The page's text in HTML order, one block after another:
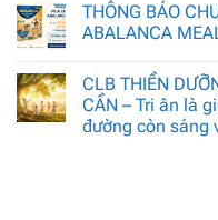
THÔNG BÁO
ABALANCA
CLB THIỀN
CẦN – Tri ân là
đường còn sáng